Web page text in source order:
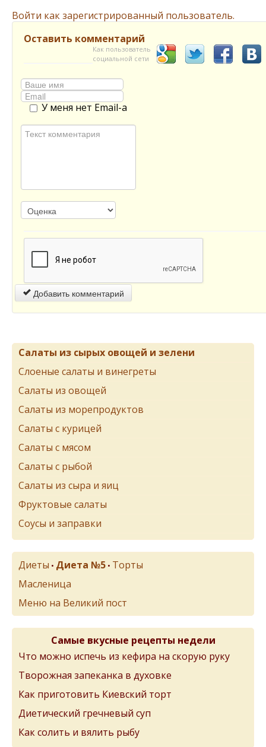
Войти как зарегистрированный пользователь.
Оставить комментарий
Как пользователь
социальной сети
У меня нет Email-а
Добавить комментарий
Салаты из сырых овощей и зелени
Слоеные салаты и винегреты
Салаты из овощей
Салаты из морепродуктов
Салаты с курицей
Салаты с мясом
Салаты с рыбой
Салаты из сыра и яиц
Фруктовые салаты
Соусы и заправки
Диеты • Диета №5 • Торты
Масленица
Меню на Великий пост
Самые вкусные рецепты недели
Что можно испечь из кефира на скорую руку
Творожная запеканка в духовке
Как приготовить Киевский торт
Диетический гречневый суп
Как солить и вялить рыбу